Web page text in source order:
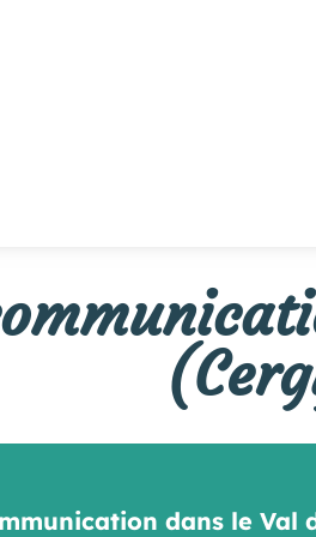
dans le Val